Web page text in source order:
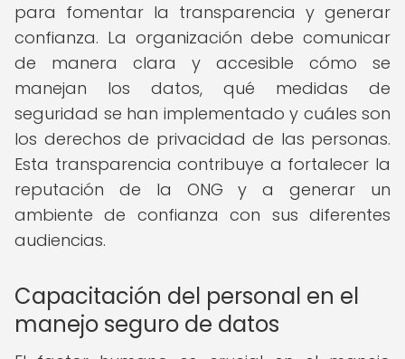
para fomentar la transparencia y generar
confianza. La organización debe comunicar
de manera clara y accesible cómo se
manejan los datos, qué medidas de
seguridad se han implementado y cuáles son
los derechos de privacidad de las personas.
Esta transparencia contribuye a fortalecer la
reputación de la ONG y a generar un
ambiente de confianza con sus diferentes
audiencias.
Capacitación del personal en el
manejo seguro de datos